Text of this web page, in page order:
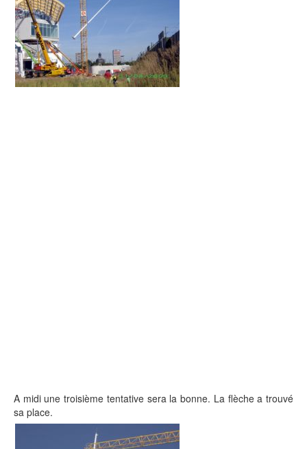
A midi une troisième tentative sera la bonne. La flèche a trouvé
sa place.